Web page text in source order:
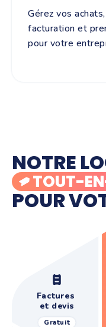
Gérez vos
facturation et
pour votre
NOTRE
TOUT-
POUR
Factures
et devis
Gratuit